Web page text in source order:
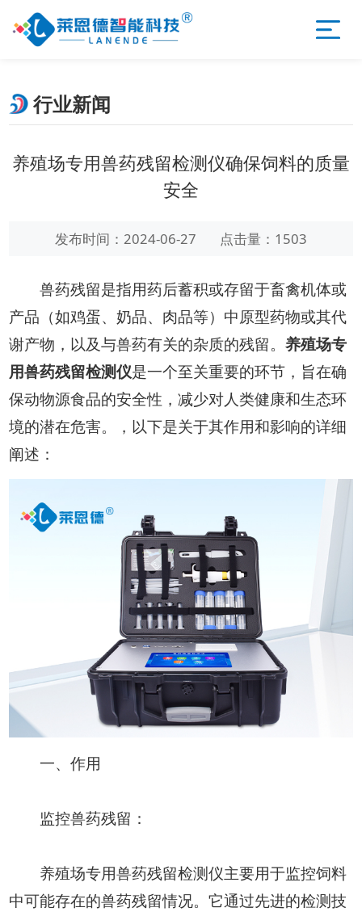
行业新闻
养殖场专用兽药残留检测仪确保饲料的质量
安全
发布时间：2024-06-27 点击量：1503
兽药残留是指用药后蓄积或存留于畜禽机体或
产品（如鸡蛋、奶品、肉品等）中原型药物或其代
谢产物，以及与兽药有关的杂质的残留。养殖场专
用兽药残留检测仪是一个至关重要的环节，旨在确
保动物源食品的安全性，减少对人类健康和生态环
境的潜在危害。，以下是关于其作用和影响的详细
阐述：
一、作用
监控兽药残留：
养殖场专用兽药残留检测仪主要用于监控饲料
中可能存在的兽药残留情况。它通过先进的检测技